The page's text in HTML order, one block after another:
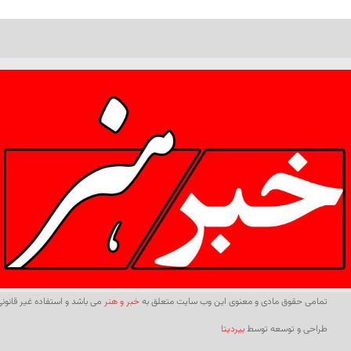
تمامی حقوق مادی و معنوی این وب سایت متعلق بهخبر و هنر می باشد و استفاده غیر
طراحی و توسعه توسطبیردیتا